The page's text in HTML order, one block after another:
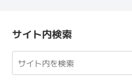
サイト内検索